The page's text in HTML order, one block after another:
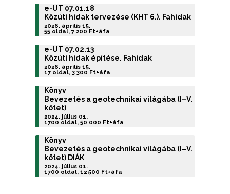
e-UT 07.01.18
Közúti hidak tervezése (KHT 6.). Fahidak
2026. április 15.
55 oldal, 7 200 Ft+áfa
e-UT 07.02.13
Közúti hidak építése. Fahidak
2026. április 15.
17 oldal, 3 300 Ft+áfa
Könyv
Bevezetés a geotechnikai világába (I–V.
kötet)
2024. július 01.
1700 oldal, 50 000 Ft+áfa
Könyv
Bevezetés a geotechnikai világába (I–V.
kötet) DIÁK
2024. július 01.
1700 oldal, 12 500 Ft+áfa